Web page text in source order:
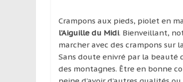
Crampons aux pieds, piolet en
l’Aiguille du Midi. Bienveillant,
marcher avec des crampons sur
Sans doute enivré par la beauté
des montagnes. Être en bonne